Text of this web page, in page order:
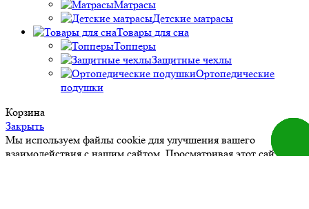
Матрасы
Детские матрасы
Товары для сна
Топперы
Защитные чехлы
Ортопедические
подушки
Корзина
Закрыть
Мы используем файлы cookie для улучшения вашего
взаимодействия с нашим сайтом. Просматривая этот сайт, вы